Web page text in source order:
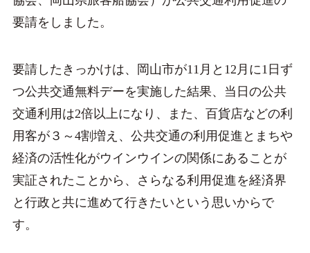
要請をしました。
要請したきっかけは、岡山市が11月と12月に1日ず
つ公共交通無料デーを実施した結果、当日の公共
交通利用は2倍以上になり、また、百貨店などの利
用客が３～4割増え、公共交通の利用促進とまちや
経済の活性化がウインウインの関係にあることが
実証されたことから、さらなる利用促進を経済界
と行政と共に進めて行きたいという思いからで
す。